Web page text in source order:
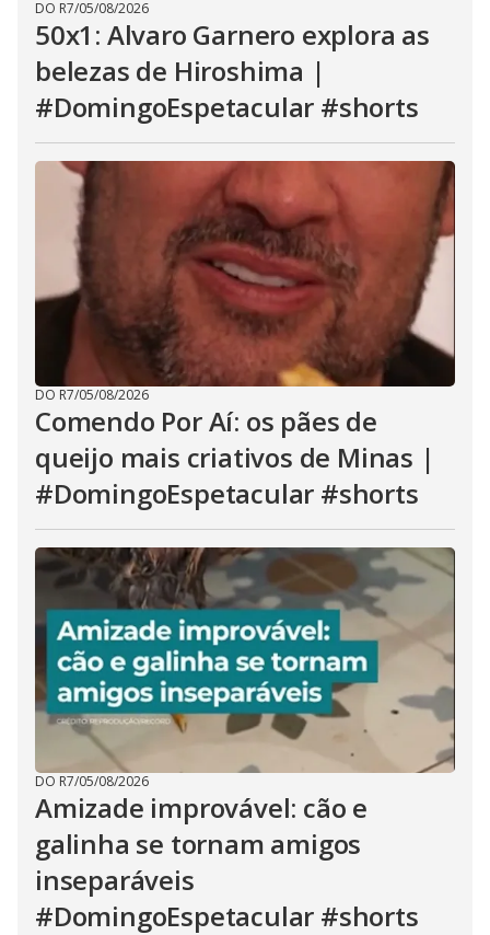
DO R7/05/08/2026
50x1: Alvaro Garnero explora as
belezas de Hiroshima |
#DomingoEspetacular #shorts
DO R7/05/08/2026
Comendo Por Aí: os pães de
queijo mais criativos de Minas |
#DomingoEspetacular #shorts
DO R7/05/08/2026
Amizade improvável: cão e
galinha se tornam amigos
inseparáveis
#DomingoEspetacular #shorts